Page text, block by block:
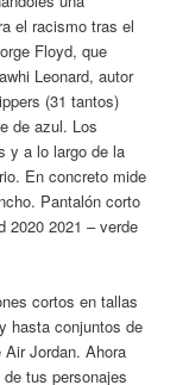
el racismo tras el
Floyd, que
Leonard, autor
(31 tantos)
de azul. Los
y a lo largo de la
En concreto mide
Pantalón corto
2020 2021 – verde
cortos en tallas
hasta conjuntos de
Jordan. Ahora
tus personajes